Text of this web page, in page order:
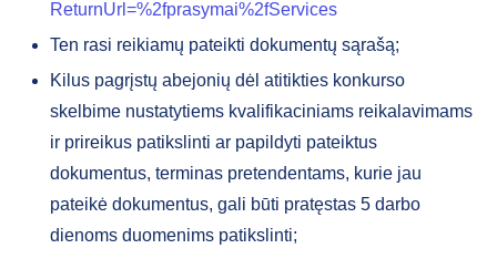
ReturnUrl=%2fprasymai%2fServices
Ten rasi reikiamų pateikti dokumentų sąrašą;
Kilus pagrįstų abejonių dėl atitikties konkurso
skelbime nustatytiems kvalifikaciniams reikalavimams
ir prireikus patikslinti ar papildyti pateiktus
dokumentus, terminas pretendentams, kurie jau
pateikė dokumentus, gali būti pratęstas 5 darbo
dienoms duomenims patikslinti;